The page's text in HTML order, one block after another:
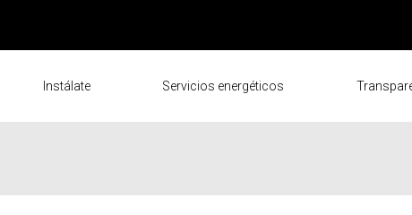
Instálate Servicios energéticos